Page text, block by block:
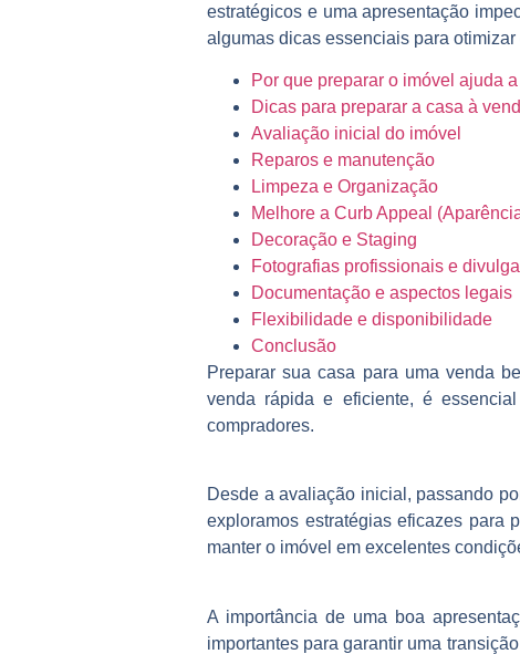
estratégicos e uma apresentação
algumas dicas essenciais para
Por que preparar o imóvel ajuda
Dicas para preparar a casa à
Avaliação inicial do imóvel
Reparos e manutenção
Limpeza e Organização
Melhore a Curb Appeal
Decoração e Staging
Fotografias profissionais e
Documentação e aspectos legais
Flexibilidade e disponibilidade
Conclusão
Preparar sua casa para uma venda
venda rápida e eficiente, é
compradores.
Desde a avaliação inicial, passando
exploramos estratégias eficazes para
manter o imóvel em excelentes
A importância de uma boa
importantes para garantir uma